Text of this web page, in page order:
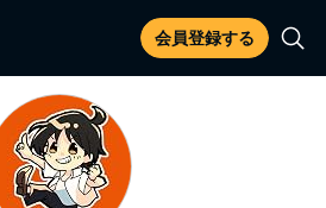
会員登録する